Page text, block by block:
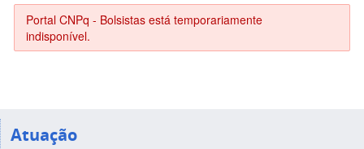
Portal CNPq - Bolsistas está temporariamente
indisponível.
Atuação